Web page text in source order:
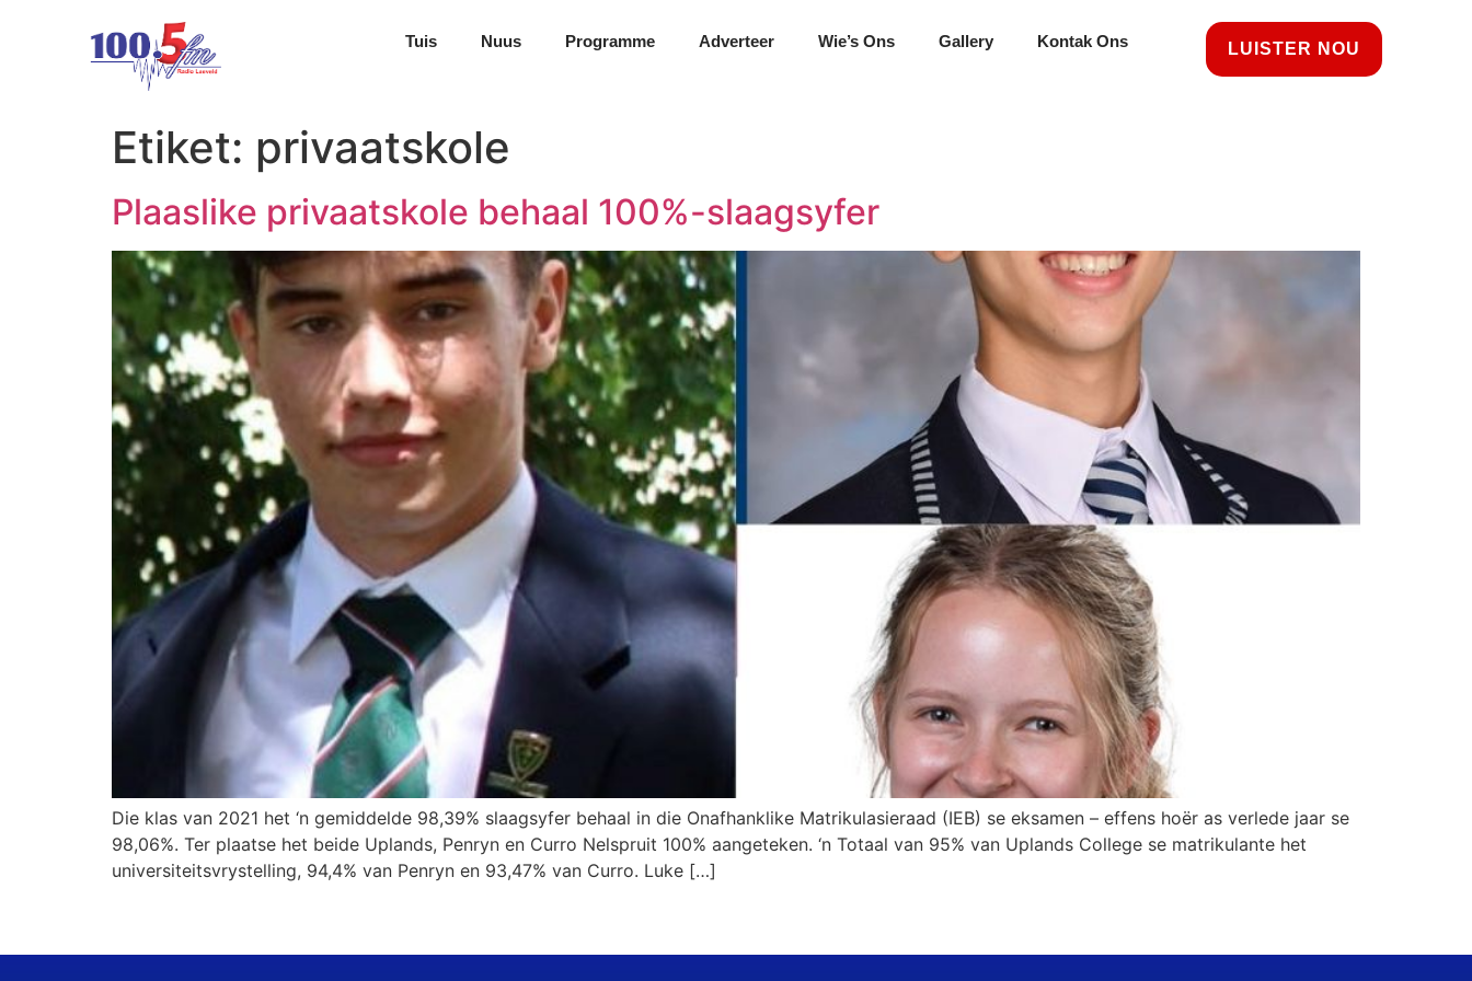
Tuis Nuus Programme Adverteer Wie’s Ons Gallery Kontak Ons LUISTER NOU
Etiket: privaatskole
Plaaslike privaatskole behaal 100%-slaagsyfer
Die klas van 2021 het ‘n gemiddelde 98,39% slaagsyfer behaal in die Onafhanklike Matrikulasieraad (IEB) se eksamen – effens hoër as verlede jaar se
98,06%. Ter plaatse het beide Uplands, Penryn en Curro Nelspruit 100% aangeteken. ‘n Totaal van 95% van Uplands College se matrikulante het
universiteitsvrystelling, 94,4% van Penryn en 93,47% van Curro. Luke […]